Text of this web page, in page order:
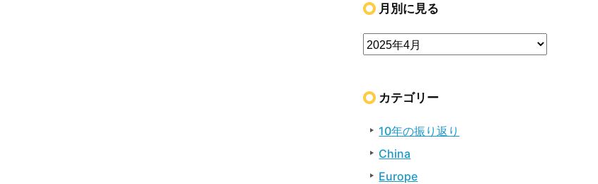
月別に見る
カテゴリー
10年の振り返り
China
Europe